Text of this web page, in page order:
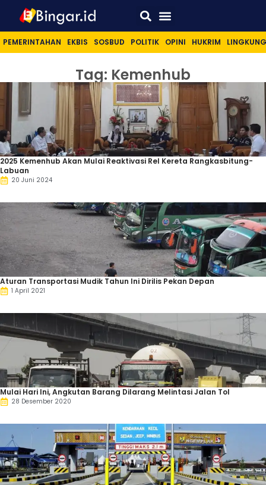
PEMERINTAHAN EKBIS SOSBUD POLITIK OPINI HUKRIM
Tag: Kemenhub
2025 Kemenhub Akan Mulai Reaktivasi Rel Kereta Rangkasbitung-
Labuan
20 Juni 2024
Aturan Transportasi Mudik Tahun Ini Dirilis Pekan Depan
1 April 2021
Mulai Hari Ini, Angkutan Barang Dilarang Melintasi Jalan Tol
28 Desember 2020